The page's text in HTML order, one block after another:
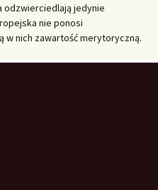
odzwierciedlają jedynie
nie ponosi
w nich zawartość merytoryczną.